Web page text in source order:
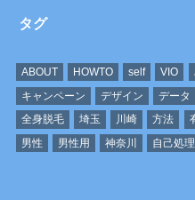
タグ
ABOUT HOWTO self VIO
キャンペーン
デザイン データ
全身脱毛
埼玉 川崎 方法
男性
男性用 神奈川 自己処理